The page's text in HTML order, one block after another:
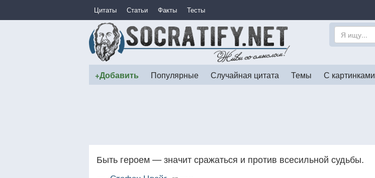
Цитаты Статьи Факты Тесты
+Добавить Популярные Случайная цитата Темы С картинками
Быть героем — значит сражаться и против всесильной судьбы.